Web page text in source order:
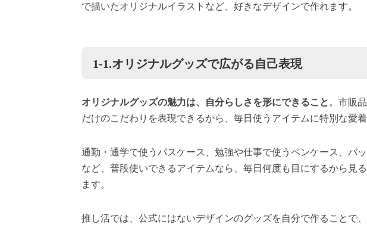
で描いたオリジナルイラストなど、好きなデザインで作れます。
1-1.オリジナルグッズで広がる自己表現
オリジナルグッズの魅力は、自分らしさを形にできること 。市販
だけのこだわりを表現できるから、毎日使うアイテムに特別な愛着
通勤・通学で使うパスケース、勉強や仕事で使うペンケース、バ
など、普段使いできるアイテムなら、毎日何度も目にするから見
ます。
推し活では、公式にはないデザインのグッズを自分で作ることで